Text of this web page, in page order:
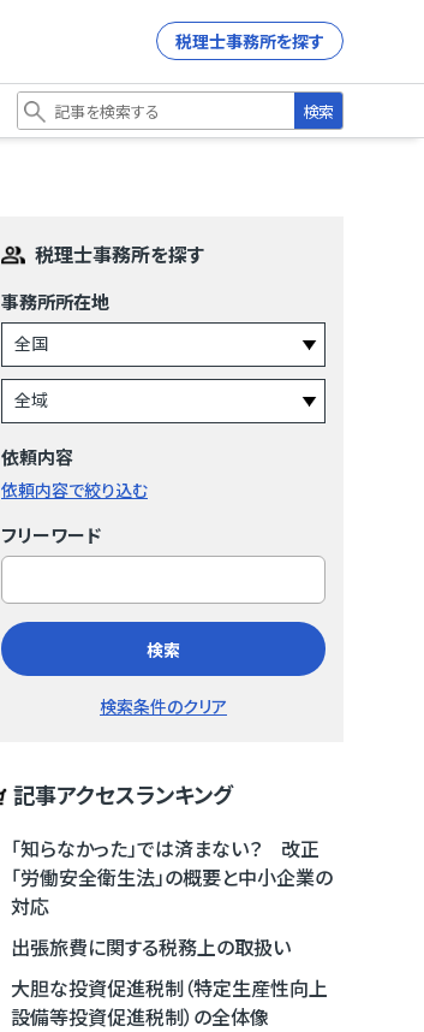
税理士事務所を探す
検索
税理士事務所を探す
事務所所在地
依頼内容
依頼内容で絞り込む
フリーワード
検索
検索条件のクリア
記事アクセスランキング
「知らなかった」では済まない？ 改正
「労働安全衛生法」の概要と中小企業の
対応
出張旅費に関する税務上の取扱い
大胆な投資促進税制（特定生産性向上
設備等投資促進税制）の全体像